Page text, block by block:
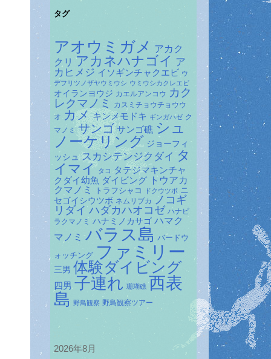
タグ
アオウミガメ
アカク
クリ アカネハナゴイ ア
カヒメジ イソギンチャクエビ ウ
デフリツノザヤウミウシ ウミウシカクレエビ
オイランヨウジ カエルアンコウ カク
レクマノミ
カスミチョウチョウウ
オ カメ キンメモドキ ギンガハゼ ク
マノミ サンゴ サンゴ礁 シュ
ノーケリング ジョーフィ
ッシュ スカシテンジクダイ タ
イマイ タコ タテジマキンチャ
クダイ幼魚 ダイビング トウアカ
クマノミ
トラフシャコ ドクウツボ
ニ
セゴイシウツボ ネムリブカ
ノコギ
リダイ ハダカハオコゼ ハナビ
ラクマノミ ハナミノカサゴ ハマク
マノミ バラス島 バードウ
ォッチング ファミリー
三男 体験ダイビング
四男 子連れ 珊瑚礁 西表
島
野鳥観察 野鳥観察ツアー
2026年8月